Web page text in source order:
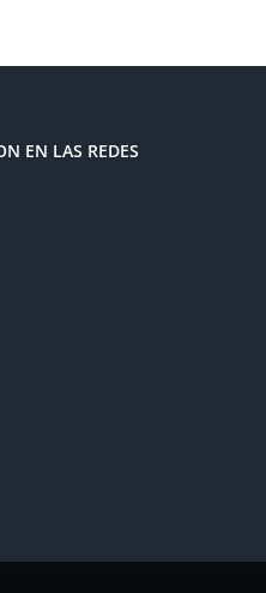
EN LAS REDES